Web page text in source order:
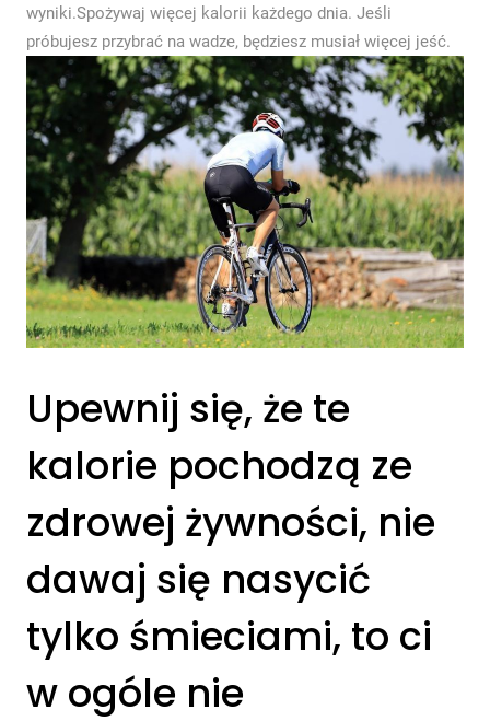
wyniki.Spożywaj więcej kalorii każdego dnia. Jeśli
próbujesz przybrać na wadze, będziesz musiał więcej jeść.
Upewnij się, że te
kalorie pochodzą ze
zdrowej żywności, nie
dawaj się nasycić
tylko śmieciami, to ci
w ogóle nie